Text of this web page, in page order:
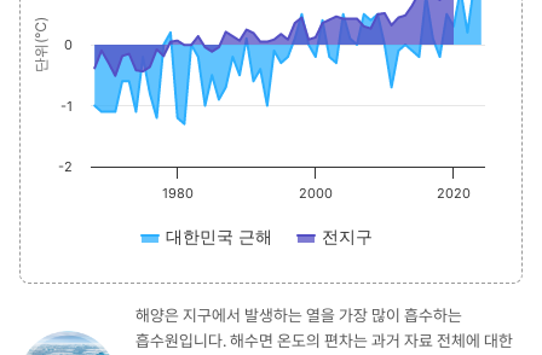
단위(℃)
대한민국 근해 전지구
1980 2000 2020
-2
-1
0
해양은 지구에서 발생하는 열을 가장 많이 흡수하는
흡수원입니다. 해수면 온도의 편차는 과거 자료 전체에 대한